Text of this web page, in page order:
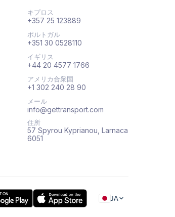
キプロス
+357 25 123889
ポルトガル
+351 30 0528110
イギリス
+44 20 4577 1766
アメリカ合衆国
+1 302 240 28 90
メール
info@gettransport.com
住所
57 Spyrou Kyprianou, Larnaca
6051
JA